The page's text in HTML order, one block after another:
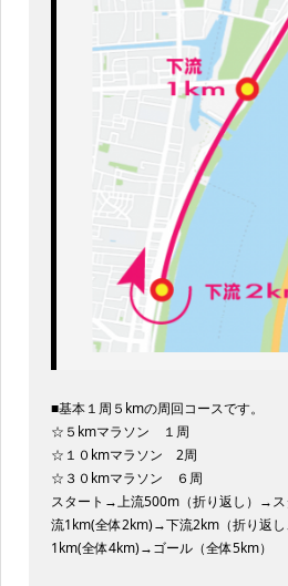
■基本１周５kmの周回コースです。
☆５kmマラソン １周
☆１０kmマラソン 2周
☆３０kmマラソン ６周
スタート→上流500m（折り返し）→
流1km(全体2km)→下流2km（折り返
1km(全体4km)→ゴール（全体5km）